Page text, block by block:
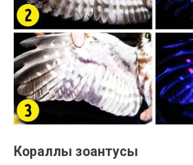
Кораллы зоантусы